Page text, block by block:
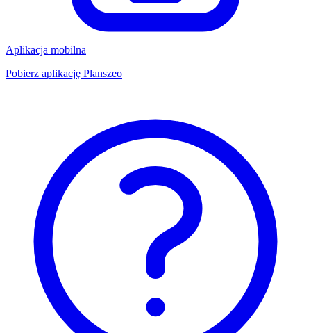
Aplikacja mobilna
Pobierz aplikację Planszeo